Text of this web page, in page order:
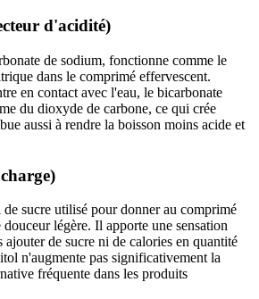
d'acidité)
de sodium, fonctionne comme le
dans le comprimé effervescent.
en contact avec l'eau, le bicarbonate
du dioxyde de carbone, ce qui crée
aussi à rendre la boisson moins acide et
sucre utilisé pour donner au comprimé
légère. Il apporte une sensation
ajouter de sucre ni de calories en quantité
n'augmente pas significativement la
fréquente dans les produits